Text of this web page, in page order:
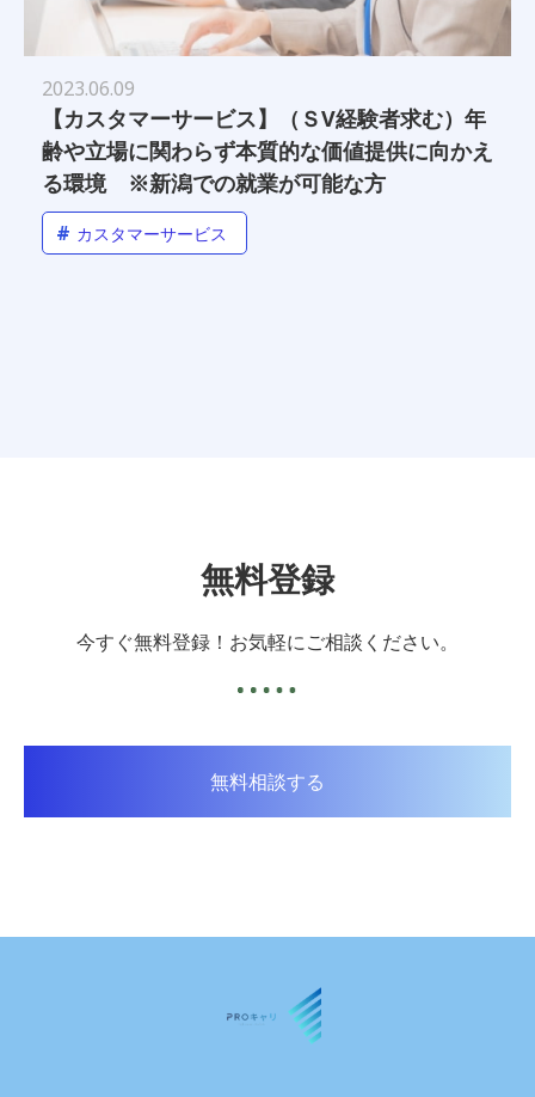
2023.06.09
【カスタマーサービス】（ＳV経験者求む）年
齢や立場に関わらず本質的な価値提供に向かえ
る環境 ※新潟での就業が可能な方
# カスタマーサービス
無料登録
今すぐ無料登録！お気軽にご相談ください。
無料相談する